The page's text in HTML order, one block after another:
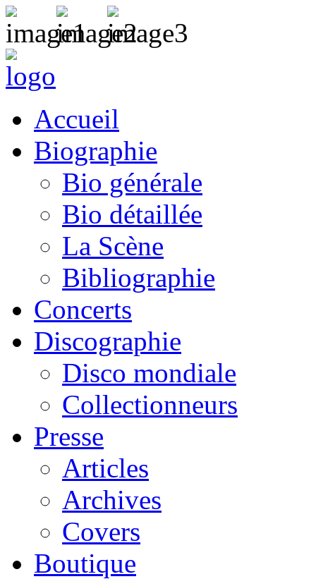
Accueil
Biographie
Bio générale
Bio détaillée
La Scène
Bibliographie
Concerts
Discographie
Disco mondiale
Collectionneurs
Presse
Articles
Archives
Covers
Boutique